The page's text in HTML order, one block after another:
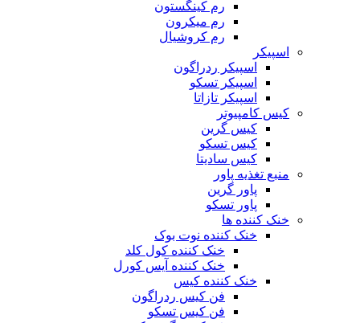
رم کینگستون
رم میکرون
رم کروشیال
اسپیکر
اسپیکر ردراگون
اسپیکر تسکو
اسپیکر تازاتا
کیس کامپیوتر
کیس گرین
کیس تسکو
کیس سادیتا
منبع تغذیه‌ پاور
پاور گرین
پاور تسکو
خنک کننده ها
خنک کننده نوت بوک
خنک کننده کول کلد
خنک کننده آیس کورل
خنک کننده کیس
فن کیس ردراگون
فن کیس تسکو